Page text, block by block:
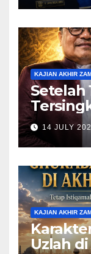
KAJIAN AKHIR
Setelah
Zaman
Qasim)
14 JULY
KAJIAN AKHIR
Uzlah